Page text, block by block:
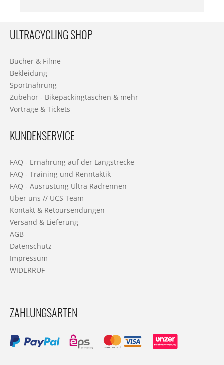
ULTRACYCLING SHOP
Bücher & Filme
Bekleidung
Sportnahrung
Zubehör - Bikepackingtaschen & mehr
Vorträge & Tickets
KUNDENSERVICE
FAQ - Ernährung auf der Langstrecke
FAQ - Training und Renntaktik
FAQ - Ausrüstung Ultra Radrennen
Über uns // UCS Team
Kontakt & Retoursendungen
Versand & Lieferung
AGB
Datenschutz
Impressum
WIDERRUF
ZAHLUNGSARTEN